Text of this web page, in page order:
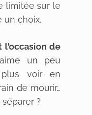
limitée sur le
un choix.
l’occasion de
un peu
plus voir en
de mourir…
?